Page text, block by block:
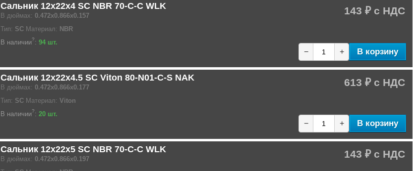
Сальник 12x22x4 SC NBR 70-C-C WLK
В дюймах: 0.472x0.866x0.157
Тип: SC Материал: NBR
В наличии?: 94 шт.
143 ₽
− + В корзину
Сальник 12x22x4.5 SC Viton 80-N01-C-S NAK
В дюймах: 0.472x0.866x0.177
Тип: SC Материал: Viton
В наличии?: 20 шт.
613 ₽
− + В корзину
Сальник 12x22x5 SC NBR 70-C-C WLK
В дюймах: 0.472x0.866x0.197
143 ₽